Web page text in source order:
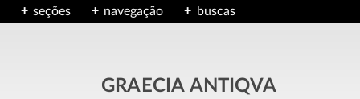
seções navegação buscas
GRAECIA ANTIQVA